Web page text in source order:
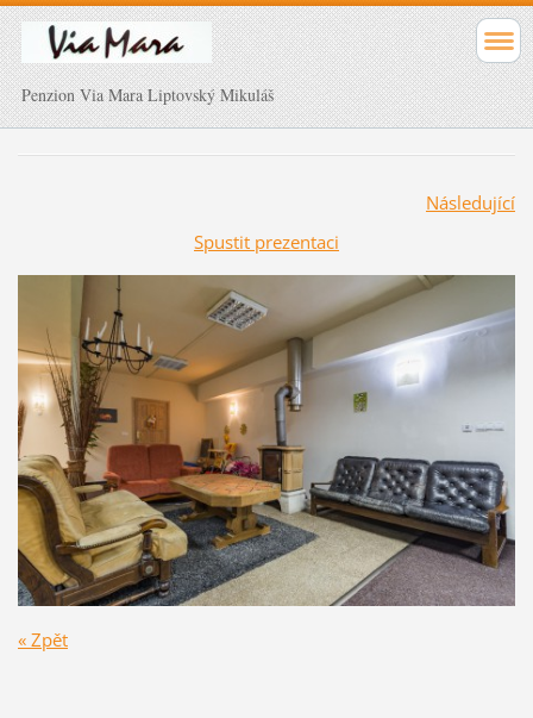
Penzion Via Mara Liptovský Mikuláš
Následující
Spustit prezentaci
« Zpět